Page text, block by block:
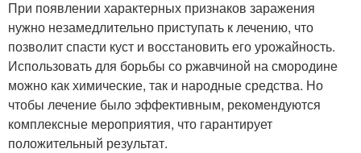
При появлении характерных признаков заражения
нужно незамедлительно приступать к лечению, что
позволит спасти куст и восстановить его урожайность.
Использовать для борьбы со ржавчиной на смородине
можно как химические, так и народные средства. Но
чтобы лечение было эффективным, рекомендуются
комплексные мероприятия, что гарантирует
положительный результат.